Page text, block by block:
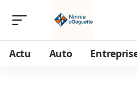
Actu Auto